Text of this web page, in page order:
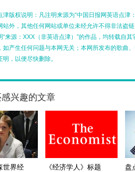
津版权说明：凡注明来源为“中国日报网英语点
站外，其他任何网站或单位未经允许不得非法盗
“来源：XXX（非英语点津）”的作品，均转载自
如产生任何问题与本网无关；本网所发布的歌曲
，以便尽快删除。
兴趣的文章
世界经
《经济学人》标题
盘